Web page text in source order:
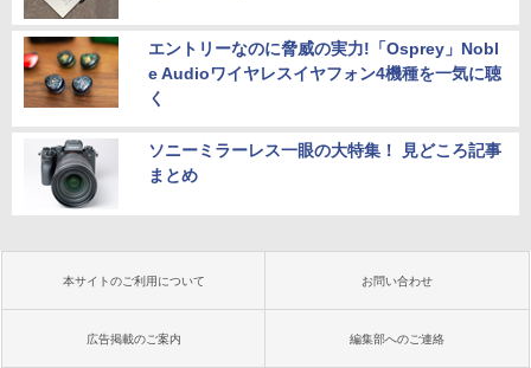
エントリーなのに脅威の実力!「Osprey」Nobl
e Audioワイヤレスイヤフォン4機種を一気に聴
く
ソニーミラーレス一眼の大特集！ 見どころ記事
まとめ
本サイトのご利用について お問い合わせ
広告掲載のご案内 編集部へのご連絡